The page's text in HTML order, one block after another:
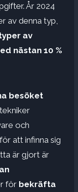
År 2024
av denna typ,
av
nästan 10 %
besöket
och
att infinna sig
är gjort är
för bekräfta